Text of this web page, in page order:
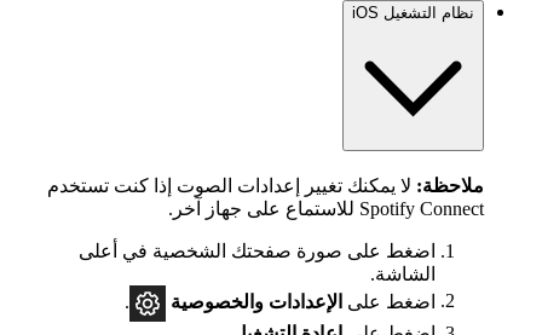
نظام التشغيل iOS
ملاحظة: لا يمكنك تغيير إعدادات الصوت إذا كنت تستخدم
Spotify Connect للاستماع على جهاز آخر.
اضغط على صورة صفحتك الشخصية في أعلى
الشاشة.
اضغط على الإعدادات والخصوصية
.